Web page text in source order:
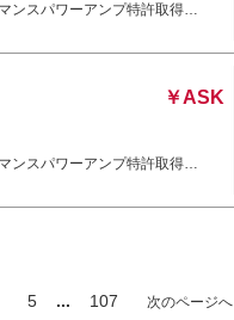
ンスパワーアンプ特許取得…
￥ASK
ンスパワーアンプ特許取得…
5 ... 107 次のページへ